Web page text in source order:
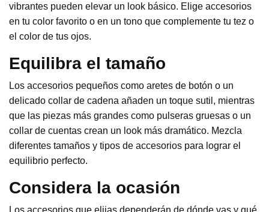
vibrantes pueden elevar un look básico. Elige accesorios
en tu color favorito o en un tono que complemente tu tez o
el color de tus ojos.
Equilibra el tamaño
Los accesorios pequeños como aretes de botón o un
delicado collar de cadena añaden un toque sutil, mientras
que las piezas más grandes como pulseras gruesas o un
collar de cuentas crean un look más dramático. Mezcla
diferentes tamaños y tipos de accesorios para lograr el
equilibrio perfecto.
Considera la ocasión
Los accesorios que elijas dependerán de dónde vas y qué